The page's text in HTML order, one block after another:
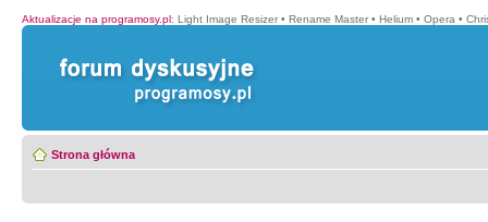
Aktualizacje na programosy.pl: Light Image Resizer • Rename Master • Helium • Opera •
Strona główna